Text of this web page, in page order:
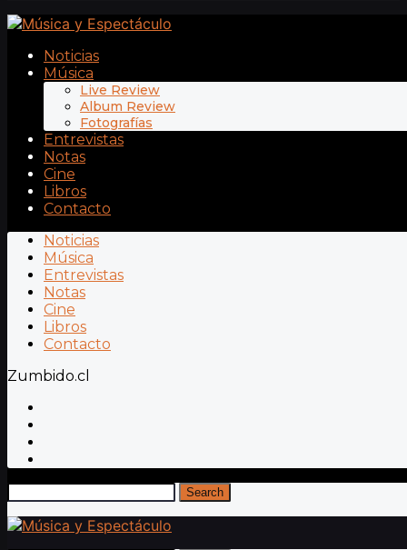
Noticias
Música
Live Review
Album Review
Fotografías
Entrevistas
Notas
Cine
Libros
Contacto
Noticias
Música
Entrevistas
Notas
Cine
Libros
Contacto
Zumbido.cl
Search